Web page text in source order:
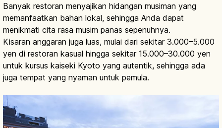
Banyak restoran menyajikan hidangan musiman yang
memanfaatkan bahan lokal, sehingga Anda dapat
menikmati cita rasa musim panas sepenuhnya.
Kisaran anggaran juga luas, mulai dari sekitar 3.000–5.000
yen di restoran kasual hingga sekitar 15.000–30.000 yen
untuk kursus kaiseki Kyoto yang autentik, sehingga ada
juga tempat yang nyaman untuk pemula.